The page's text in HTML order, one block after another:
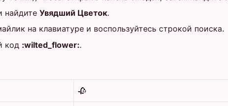
найдите Увядший Цветок.
на клавиатуре и воспользуйтесь строкой поиска.
код :wilted_flower:.
🥀